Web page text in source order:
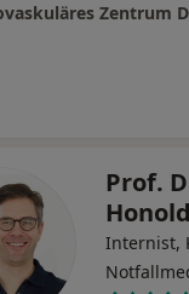
Zentrum
Prof.
Honold
Internist,